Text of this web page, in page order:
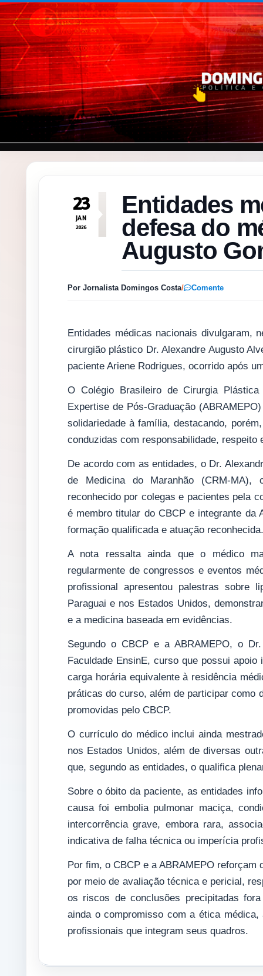
Pular para o conteúdo
23
JAN
2026
Entidades
defesa do
Augusto
Por Jornalista Domingos Costa/ Comente
Entidades médicas nacionais divulgaram,
cirurgião plástico Dr. Alexandre Augusto
paciente Ariene Rodrigues, ocorrido após
O Colégio Brasileiro de Cirurgia
Expertise de Pós-Graduação
solidariedade à família, destacando,
conduzidas com responsabilidade,
De acordo com as entidades, o Dr.
de Medicina do Maranhão (CRM-
reconhecido por colegas e pacientes pela
é membro titular do CBCP e integrante da
formação qualificada e atuação reconhecida.
A nota ressalta ainda que o médico
regularmente de congressos e eventos
profissional apresentou palestras sobre
Paraguai e nos Estados Unidos,
e a medicina baseada em evidências.
Segundo o CBCP e a ABRAMEPO, o
Faculdade EnsinE, curso que possui
carga horária equivalente à residência
práticas do curso, além de participar como
promovidas pelo CBCP.
O currículo do médico inclui ainda
nos Estados Unidos, além de diversas
que, segundo as entidades, o qualifica
Sobre o óbito da paciente, as entidades
causa foi embolia pulmonar maciça,
intercorrência grave, embora rara,
indicativa de falha técnica ou imperícia
Por fim, o CBCP e a ABRAMEPO reforçam
por meio de avaliação técnica e pericial,
os riscos de conclusões precipitadas
ainda o compromisso com a ética
profissionais que integram seus quadros.